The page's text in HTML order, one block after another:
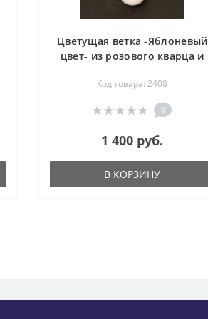
Цветущая ветка -Яблоневый
цвет- из розового кварца и
Код товара: 2408
0
1 400 руб.
В КОРЗИНУ